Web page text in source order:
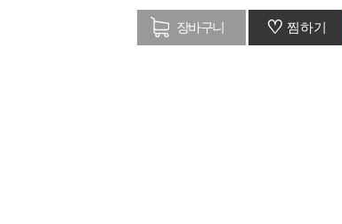
♡ 찜하기